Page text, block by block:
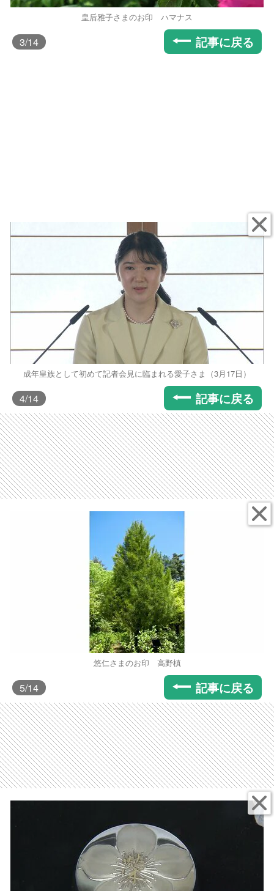
皇后雅子さまのお印 ハマナス
3/14 記事に戻る
成年皇族として初めて記者会見に臨まれる愛子さま（3月17日）
4/14 記事に戻る
悠仁さまのお印 高野槙
5/14 記事に戻る